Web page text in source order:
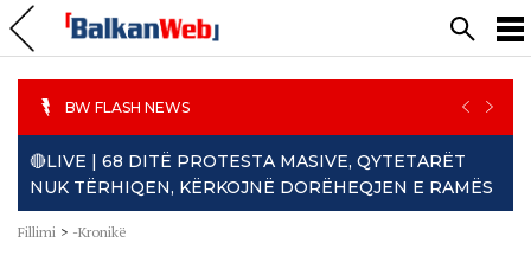
BW FLASH NEWS
🔴LIVE | 68 DITË PROTESTA MASIVE, QYTETARËT
NUK TËRHIQEN, KËRKOJNË DORËHEQJEN E RAMËS
NEXT
Fillimi > -Kronikë